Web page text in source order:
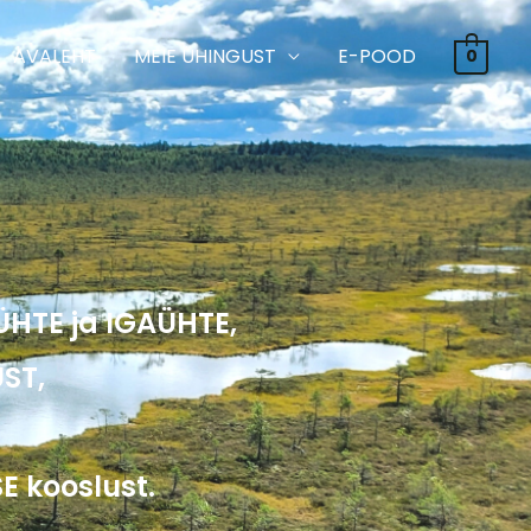
AVALEHT MEIE ÜHINGUST E-POOD 0
ja IGAÜHTE,
kooslust.